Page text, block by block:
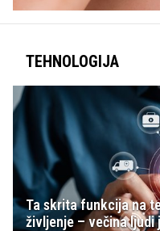
TEHNOLOGIJA
Ta skrita funkcija na
življenje – večina ljudi